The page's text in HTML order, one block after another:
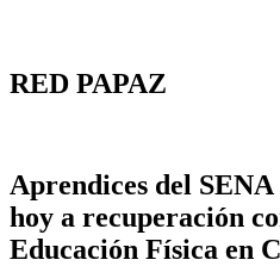
RED PAPAZ
Aprendices del
hoy a recuperación
Educación Física en